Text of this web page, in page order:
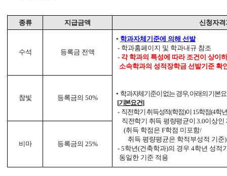
종류 지급금액 신청자격
수석 등록금 전액
• 학과자체기준에 의해 선발
- 학과홈페이지 및 학과내규 참조
- 각 학과의 특성에 따라 조건이 상이
소속학과의 성적장학금 선발기준 확
• 학과자체기준이 없는 경우, 아래의 기본
[기본요건]
- 직전학기 취득성적(학점)이 15학점(4학
직전학기 취득 평량평균이 3.0이상인
(취득 학점은 F학점 미포함/
취득 평량평균은 학적부성적 기준)
- 5학년(건축학과)의 경우 4학년 성적
동일한 기준 적용
참빛 등록금의 50%
비마 등록금의 25%